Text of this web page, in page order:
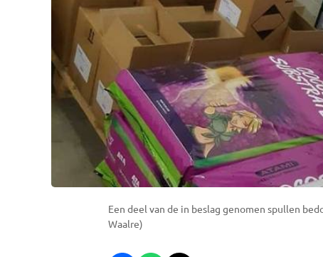
Een deel van de in beslag genomen spullen
Waalre)